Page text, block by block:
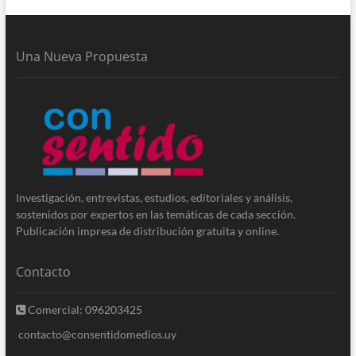
Una Nueva Propuesta
Investigación, entrevistas, estudios, editoriales y análisis,
sostenidos por expertos en las temáticas de cada sección.
Publicación impresa de distribución gratuita y online.
Contacto
Comercial: 096203425
contacto@consentidomedios.uy